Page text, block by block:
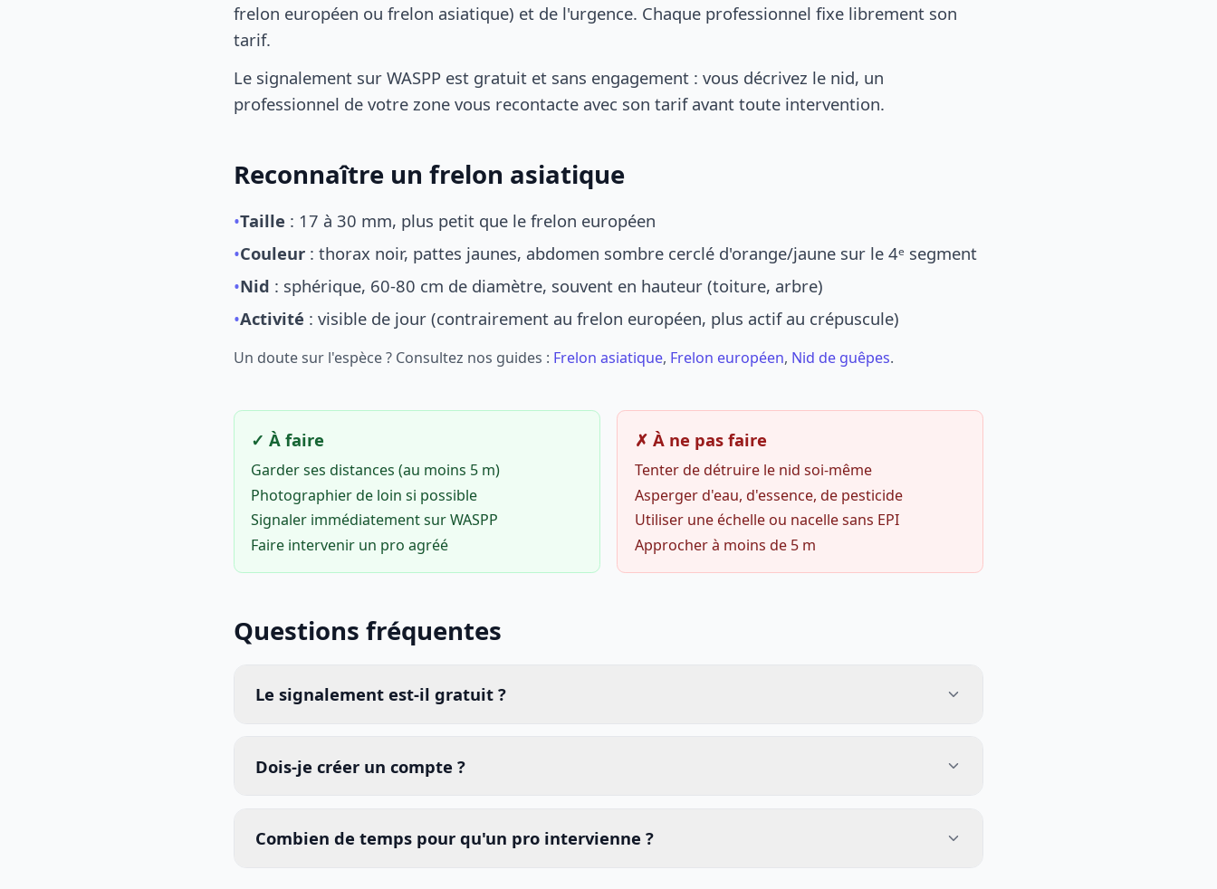
frelon européen ou frelon asiatique) et de l'urgence. Chaque professionnel fixe librement son
tarif.
Le signalement sur WASPP est gratuit et sans engagement : vous décrivez le nid, un
professionnel de votre zone vous recontacte avec son tarif avant toute intervention.
Reconnaître un frelon asiatique
•Taille : 17 à 30 mm, plus petit que le frelon européen
•Couleur : thorax noir, pattes jaunes, abdomen sombre cerclé d'orange/jaune sur le 4ᵉ segment
•Nid : sphérique, 60-80 cm de diamètre, souvent en hauteur (toiture, arbre)
•Activité : visible de jour (contrairement au frelon européen, plus actif au crépuscule)
Un doute sur l'espèce ? Consultez nos guides : Frelon asiatique, Frelon européen, Nid de guêpes.
✓ À faire
Garder ses distances (au moins 5 m)
Photographier de loin si possible
Signaler immédiatement sur WASPP
Faire intervenir un pro agréé
✗ À ne pas faire
Tenter de détruire le nid soi-même
Asperger d'eau, d'essence, de pesticide
Utiliser une échelle ou nacelle sans EPI
Approcher à moins de 5 m
Questions fréquentes
Le signalement est-il gratuit ?
Dois-je créer un compte ?
Combien de temps pour qu'un pro intervienne ?